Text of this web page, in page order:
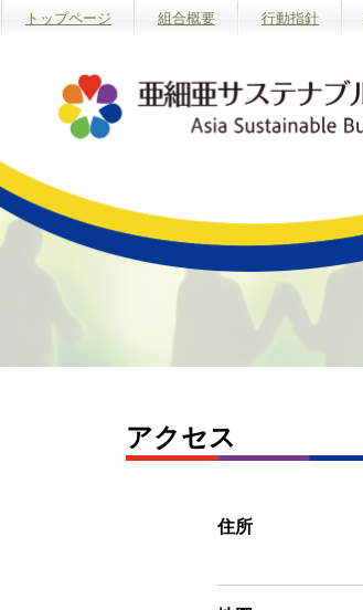
トップページ 組合概要 行動指針
アクセス
住所